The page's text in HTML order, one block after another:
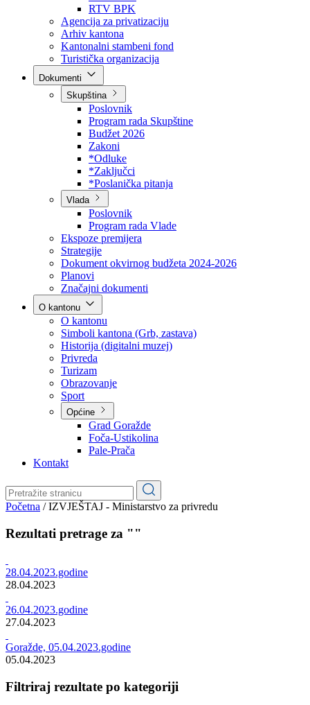
Direkcija za šumarstvo
Javna preduzeća
BPK šume
RTV BPK
Agencija za privatizaciju
Arhiv kantona
Kantonalni stambeni fond
Turistička organizacija
Skupština
Poslovnik
Program rada Skupštine
Budžet 2026
Zakoni
*Odluke
*Zaključci
*Poslanička pitanja
Vlada
Poslovnik
Program rada Vlade
Ekspoze premijera
Strategije
Dokument okvirnog budžeta 2024-2026
Planovi
Značajni dokumenti
O kantonu
O kantonu
Simboli kantona (Grb, zastava)
Historija (digitalni muzej)
Privreda
Turizam
Obrazovanje
Općine
Pale-Prača
Kontakt
IZVJEŠTAJ - Ministarstvo za privredu
Rezultati pretrage za ""